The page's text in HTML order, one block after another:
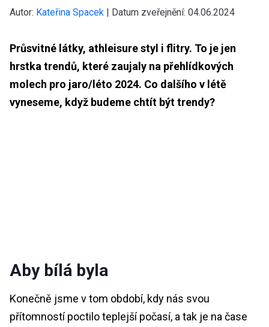
Autor: Kateřina Spacek | Datum zveřejnění: 04.06.2024
Průsvitné látky, athleisure styl i flitry. To je jen
hrstka trendů, které zaujaly na přehlídkových
molech pro jaro/léto 2024. Co dalšího v létě
vyneseme, když budeme chtít být trendy?
Aby bílá byla
Konečně jsme v tom období, kdy nás svou
přítomností poctilo teplejší počasí, a tak je na čase